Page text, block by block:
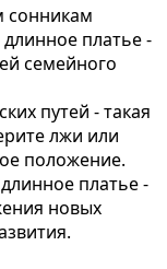
сонникам
платье -
семейного
путей - такая
лжи или
положение.
платье -
новых